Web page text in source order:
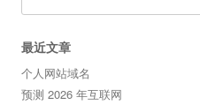
for:
最近文章
个人网站域名
预测 2026 年互联网